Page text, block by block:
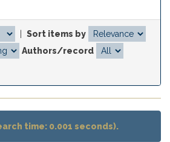
Sort items by
Authors/record
time: 0.001 seconds).